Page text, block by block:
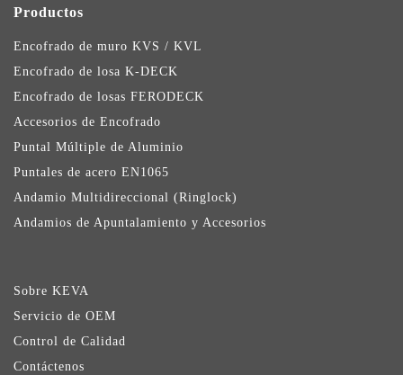
Productos
Encofrado de muro KVS / KVL
Encofrado de losa K-DECK
Encofrado de losas FERODECK
Accesorios de Encofrado
Puntal Múltiple de Aluminio
Puntales de acero EN1065
Andamio Multidireccional (Ringlock)
Andamios de Apuntalamiento y Accesorios
Sobre KEVA
Servicio de OEM
Control de Calidad
Contáctenos